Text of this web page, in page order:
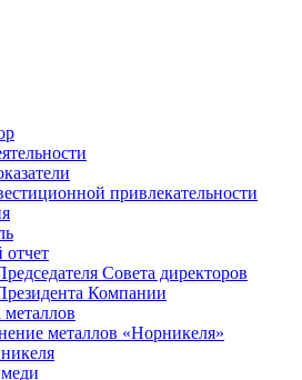
привлекательности
отчет
Совета директоров
Компании
металлов «Норникеля»